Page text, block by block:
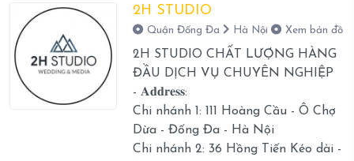
2H STUDIO
Quận Đống Đa Hà Nội Xem bản đồ
2H STUDIO CHẤT LƯỢNG HÀNG
ĐẦU DỊCH VỤ CHUYÊN NGHIỆP
- 𝐀𝐝𝐝𝐫𝐞𝐬𝐬:
Chi nhánh 1: 111 Hoàng Cầu - Ô Chợ
Dừa - Đống Đa - Hà Nội
Chi nhánh 2: 36 Hồng Tiến Kéo dài -